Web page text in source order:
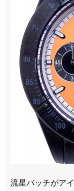
流星バッチがア